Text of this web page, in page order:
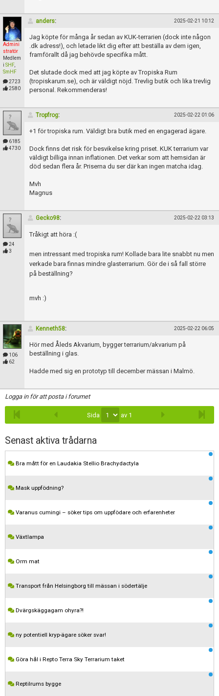
Admini
stratör
Medlem
i SHF,
SmHF
2723
2580
anders: 2025-02-21 10:12
Jag köpte för många år sedan av KUK-terrarien (dock inte någon
.dk adress!), och letade likt dig efter att beställa av dem igen,
framförallt då jag behövde specifika mått.
Det slutade dock med att jag köpte av Tropiska Rum
(tropiskarum.se), och är väldigt nöjd. Trevlig butik och lika trevlig
personal. Rekommenderas!
6185
4730
Tropfrog: 2025-02-22 01:06
+1 för tropiska rum. Väldigt bra butik med en engagerad ägare.
Dock finns det risk för besvikelse kring priset. KUK terrarium var
väldigt billiga innan inflationen. Det verkar som att hemsidan är
död sedan flera år. Priserna du ser där kan ingen matcha idag.
Mvh
Magnus
24
3
Gecko98: 2025-02-22 03:13
Tråkigt att höra :(
men intressant med tropiska rum! Kollade bara lite snabbt nu men
verkade bara finnas mindre glasterrarium. Gör de i så fall större
på beställning?
mvh :)
106
62
Kenneth58: 2025-02-22 06:05
Hör med Åleds Akvarium, bygger terrarium/akvarium på
beställning i glas.
Hadde med sig en prototyp till december mässan i Malmö.
Logga in för att posta i forumet
Sida av 1
Senast aktiva trådarna
Bra mått för en Laudakia Stellio Brachydactyla
Mask uppfödning?
Varanus cumingi – söker tips om uppfödare och erfarenheter
Växtlampa
Orm mat
Transport från Helsingborg till mässan i södertälje
Dvärgskäggagam ohyra?!
ny potentiell kryp-ägare söker svar!
Göra hål i Repto Terra Sky Terrarium taket
Reptilrums bygge